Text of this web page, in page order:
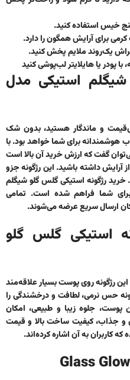
خیس استفاده کنید.
کرمی برای آرایش همگون را دارد.
یک‌روند ملایم پخش کنید.
پودر یا هایلایتر لب‌پوشی کنید
استیکی مدل
و ماندگار هستید، بدون شک
هوشمندانه برای شما خواهد بود. با
گفت که ارزش خرید آن بالا است
آرایش داشته باشید. این رژگونه جزو
رژگونه استیکی گلس گلو شیگلم
برای شما فراهم شده است. تمامی
ارسال سریع عرضه می‌شوند.
استیکی گلس گلو
رژگونه روی پوست بسیار علاقه‌مند
حس نرمی، لطافت و درخشندگی را
پوست، جلوه زیبا و طبیعی، امکان
جذاب، کیفیت ساخت بالا و قیمت
کاربران به آن اشاره کرده‌اند.